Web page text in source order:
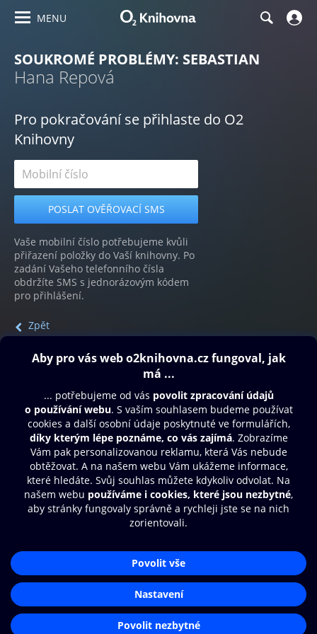
MENU
SOUKROMÉ PROBLÉMY: SEBASTIAN
Hana Repová
Pro pokračování se přihlaste do O2
Knihovny
Vaše mobilní číslo potřebujeme kvůli
přiřazení položky do Vaší knihovny. Po
zadání Vašeho telefonního čísla
obdržíte SMS s jednorázovým kódem
pro přihlášení.
Zpět
Obsah ke stažení
Moje O2 Knihovna
Další zábava
© O2 Czech Republic a.s.
Přístupnost
Zásady zpracování osobních údajů
Nastavení cookies
Aplikace O2 Knihovna
Čti a poslouchej své e-knihy a
audioknihy rychleji a pohodlněji.